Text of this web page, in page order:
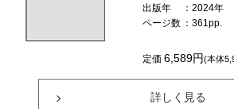
出版年
：2024年
ページ数 ：361pp.
定価6,589円(本体
詳しく見る